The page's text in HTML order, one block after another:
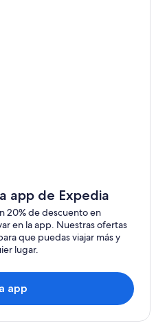
app de Expedia
20% de descuento en
en la app. Nuestras ofertas
que puedas viajar más y
lugar.
app